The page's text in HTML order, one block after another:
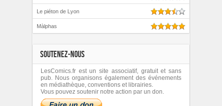
Le piéton de Lyon
Màlphas
SOUTENEZ-NOUS
LesComics.fr est un site associatif, gratuit et sans
pub. Nous organisons également des événements
en médiathèque, conventions et librairies.
Vous pouvez soutenir notre action par un don.